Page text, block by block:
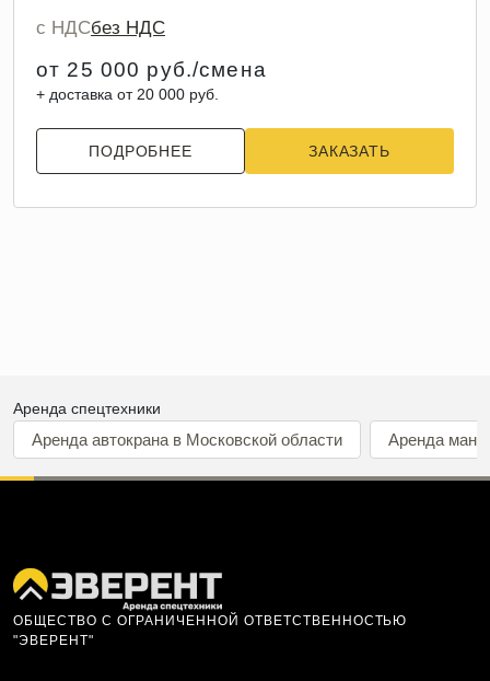
с НДСбез НДС
от 25 000 руб./смена
+ доставка от 20 000 руб.
ПОДРОБНЕЕ ЗАКАЗАТЬ
Аренда спецтехники
Аренда автокрана в Московской области Аренда
ОБЩЕСТВО С ОГРАНИЧЕННОЙ ОТВЕТСТВЕННОСТЬЮ
"ЭВЕРЕНТ"